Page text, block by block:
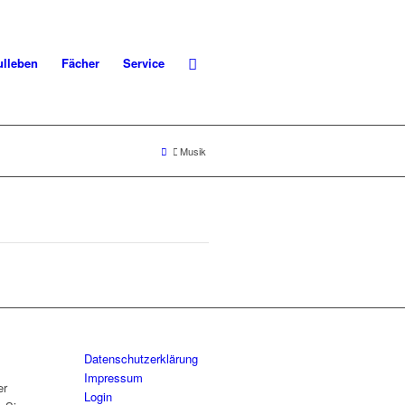
Fächer Service
Musik
Datenschutzerklärung
Impressum
Login